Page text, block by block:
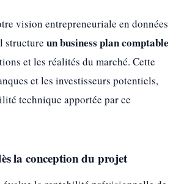
vision entrepreneuriale en données
structure un business plan comptable
et les réalités du marché. Cette
et les investisseurs potentiels,
technique apportée par ce
la conception du projet